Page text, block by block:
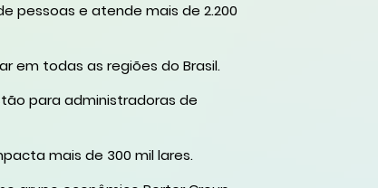
pessoas e atende mais de 2.200
em todas as regiões do Brasil.
para administradoras de
mais de 300 mil lares.